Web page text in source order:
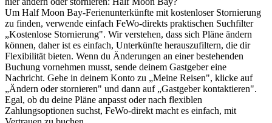
Um Half Moon Bay-Ferienunterkünfte mit kostenloser Stornierung
zu finden, verwende einfach FeWo-direkts praktischen Suchfilter
„Kostenlose Stornierung". Wir verstehen, dass sich Pläne ändern
können, daher ist es einfach, Unterkünfte herauszufiltern, die dir
Flexibilität bieten. Wenn du Änderungen an einer bestehenden
Buchung vornehmen musst, sende deinem Gastgeber eine
Nachricht. Gehe in deinem Konto zu „Meine Reisen", klicke auf
„Ändern oder stornieren" und dann auf „Gastgeber kontaktieren".
Egal, ob du deine Pläne anpasst oder nach flexiblen
Zahlungsoptionen suchst, FeWo-direkt macht es einfach, mit